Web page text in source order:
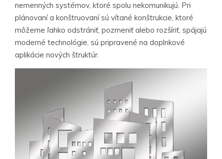
nemenných systémov, ktoré spolu nekomunikujú. Pri
plánovaní a konštruovaní sú vítané konštrukcie, ktoré
môžeme ľahko odstrániť, pozmeniť alebo rozšíriť, spájajú
moderné technológie, sú pripravené na doplnkové
aplikácie nových štruktúr.